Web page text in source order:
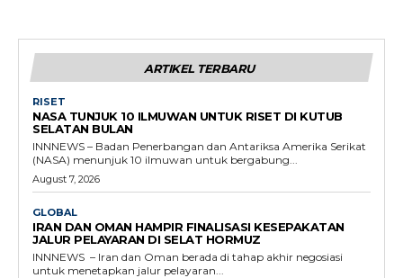
ARTIKEL TERBARU
RISET
NASA TUNJUK 10 ILMUWAN UNTUK RISET DI KUTUB
SELATAN BULAN
INNNEWS – Badan Penerbangan dan Antariksa Amerika Serikat
(NASA) menunjuk 10 ilmuwan untuk bergabung...
August 7, 2026
GLOBAL
IRAN DAN OMAN HAMPIR FINALISASI KESEPAKATAN
JALUR PELAYARAN DI SELAT HORMUZ
INNNEWS – Iran dan Oman berada di tahap akhir negosiasi
untuk menetapkan jalur pelayaran...